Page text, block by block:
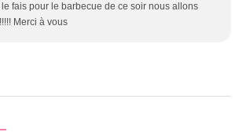
le fais pour le barbecue de ce soir nous allons
Merci à vous